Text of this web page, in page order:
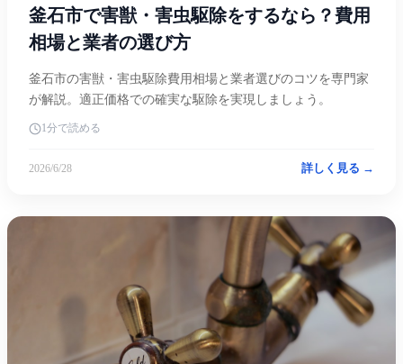
釜石市で害獣・害虫駆除をするなら？費用
相場と業者の選び方
釜石市の害獣・害虫駆除費用相場と業者選びのコツを専門家
が解説。適正価格での確実な駆除を実現しましょう。
1分で読める
2026/6/28 詳しく見る →